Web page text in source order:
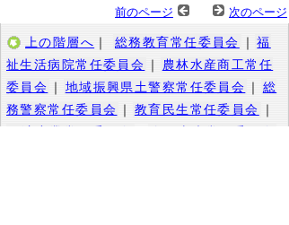
前のページ 次のページ
上の階層へ ｜ 総務教育常任委員会 ｜ 福
祉生活病院常任委員会 ｜
農林水産商工常任
委員会 ｜ 地域振興県土警察常任委員会 ｜
総
務警察常任委員会 ｜ 教育民生常任委員会
｜